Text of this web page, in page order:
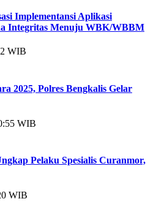
Implementansi Aplikasi
Integritas Menuju WBK/WBBM
WIB
2025, Polres Bengkalis Gelar
WIB
Pelaku Spesialis Curanmor,
WIB